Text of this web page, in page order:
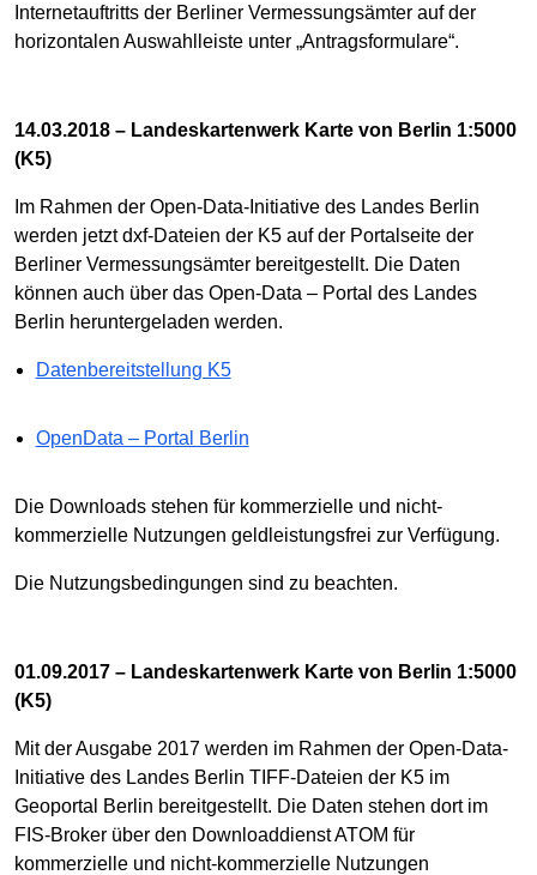
Internetauftritts der Berliner Vermessungsämter auf der
horizontalen Auswahlleiste unter „Antragsformulare“.
14.03.2018 – Landeskartenwerk Karte von Berlin 1:5000
(K5)
Im Rahmen der Open-Data-Initiative des Landes Berlin
werden jetzt dxf-Dateien der K5 auf der Portalseite der
Berliner Vermessungsämter bereitgestellt. Die Daten
können auch über das Open-Data – Portal des Landes
Berlin heruntergeladen werden.
Datenbereitstellung K5
OpenData – Portal Berlin
Die Downloads stehen für kommerzielle und nicht-
kommerzielle Nutzungen geldleistungsfrei zur Verfügung.
Die Nutzungsbedingungen sind zu beachten.
01.09.2017 – Landeskartenwerk Karte von Berlin 1:5000
(K5)
Mit der Ausgabe 2017 werden im Rahmen der Open-Data-
Initiative des Landes Berlin TIFF-Dateien der K5 im
Geoportal Berlin bereitgestellt. Die Daten stehen dort im
FIS-Broker über den Downloaddienst ATOM für
kommerzielle und nicht-kommerzielle Nutzungen